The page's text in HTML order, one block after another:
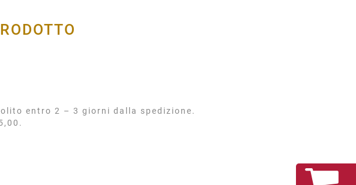
entro 2 – 3 giorni dalla spedizione.